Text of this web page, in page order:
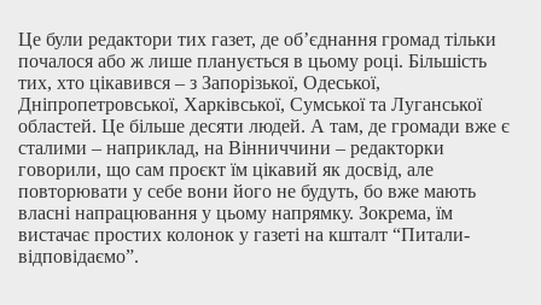
Це були редактори тих газет, де об’єднання громад тільки
почалося або ж лише планується в цьому році. Більшість
тих, хто цікавився – з Запорізької, Одеської,
Дніпропетровської, Харківської, Сумської та Луганської
областей. Це більше десяти людей. А там, де громади вже є
сталими – наприклад, на Вінниччини – редакторки
говорили, що сам проєкт їм цікавий як досвід, але
повторювати у себе вони його не будуть, бо вже мають
власні напрацювання у цьому напрямку. Зокрема, їм
вистачає простих колонок у газеті на кшталт “Питали-
відповідаємо”.